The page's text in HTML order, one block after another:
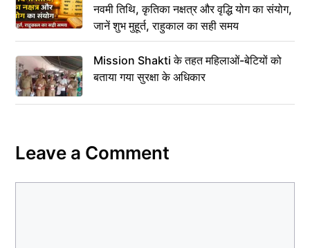
नवमी तिथि, कृतिका नक्षत्र और वृद्धि योग का संयोग,
जानें शुभ मुहूर्त, राहुकाल का सही समय
Mission Shakti के तहत महिलाओं-बेटियों को
बताया गया सुरक्षा के अधिकार
Leave a Comment